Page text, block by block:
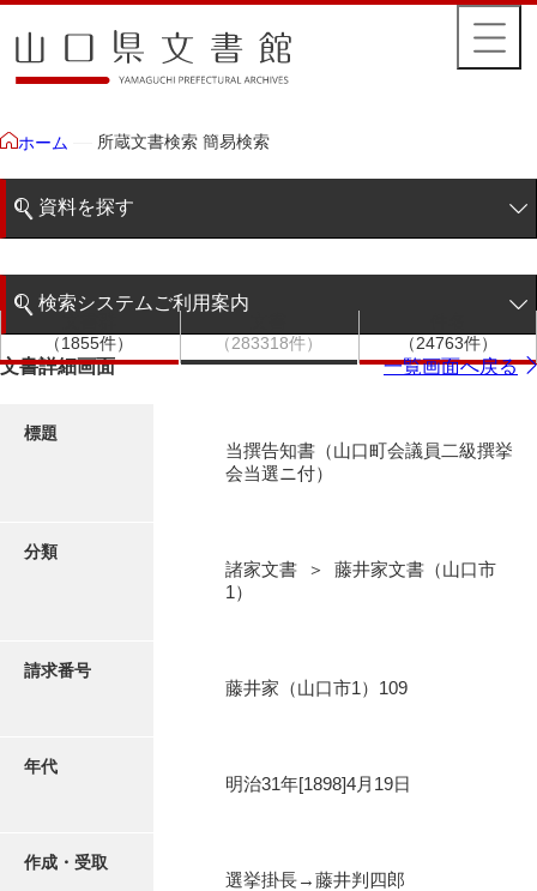
ホーム 所蔵文書検索 簡易検索
資料を探す
階層検索
写真・絵はがき
高画質画像ダウンロード
検索システムご利用案内
検索システムの利用について
（1855件）
（283318件）
（24763件）
文書詳細画面 一覧画面へ戻る
標題
当撰告知書（山口町会議員二級撰挙
会当選ニ付）
分類
諸家文書 ＞ 藤井家文書（山口市
1）
請求番号
藤井家（山口市1）109
年代
明治31年[1898]4月19日
作成・受取
選挙掛長→藤井判四郎